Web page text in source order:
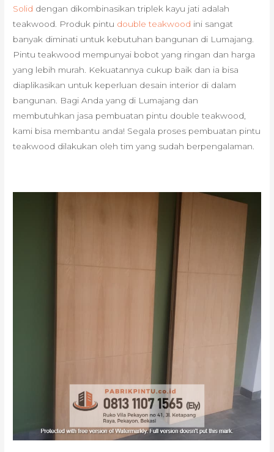
Solid dengan dikombinasikan triplek kayu jati adalah
teakwood. Produk pintu double teakwood ini sangat
banyak diminati untuk kebutuhan bangunan di Lumajang.
Pintu teakwood mempunyai bobot yang ringan dan harga
yang lebih murah. Kekuatannya cukup baik dan ia bisa
diaplikasikan untuk keperluan desain interior di dalam
bangunan. Bagi Anda yang di Lumajang dan
membutuhkan jasa pembuatan pintu double teakwood,
kami bisa membantu anda! Segala proses pembuatan pintu
teakwood dilakukan oleh tim yang sudah berpengalaman.